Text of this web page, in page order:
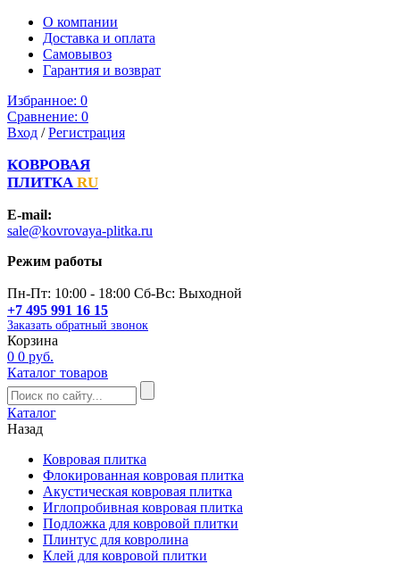
О компании
Доставка и оплата
Самовывоз
Гарантия и возврат
Избранное: 0
Сравнение: 0
Вход /Регистрация
КОВРОВАЯ
ПЛИТКА RU
E-mail:
sale@kovrovaya-plitka.ru
Режим работы
Пн-Пт: 10:00 - 18:00 Сб-Вс: Выходной
+7 495 991 16 15
Заказать обратный звонок
Корзина
0 0 руб.
Каталог товаров
Каталог
Назад
Ковровая плитка
Флокированная ковровая плитка
Акустическая ковровая плитка
Иглопробивная ковровая плитка
Подложка для ковровой плитки
Плинтус для ковролина
Клей для ковровой плитки